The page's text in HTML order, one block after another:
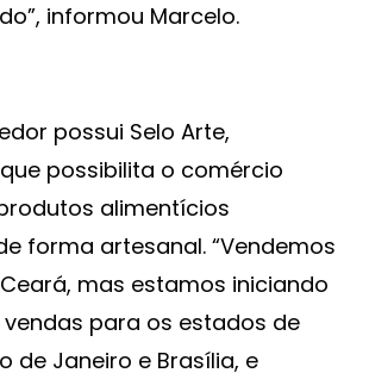
informou Marcelo.
possui Selo Arte,
possibilita o comércio
alimentícios
forma artesanal. “Vendemos
mas estamos iniciando
para os estados de
de Janeiro e Brasília, e